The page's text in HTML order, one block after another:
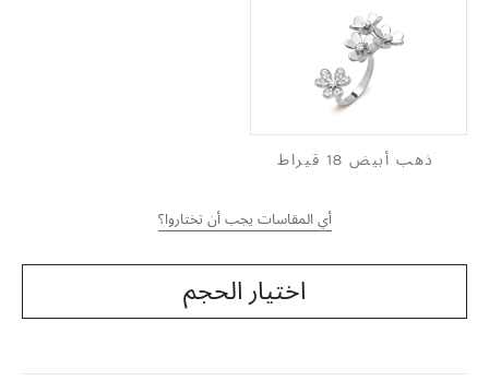
ذهب أبيض 18 قيراط
أي المقاسات يجب أن تختاروا؟
اختيار الحجم